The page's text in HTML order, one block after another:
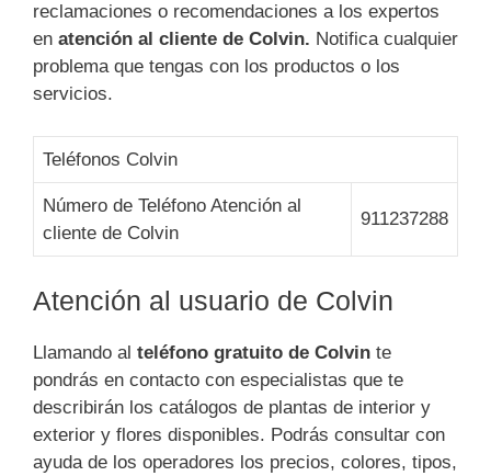
reclamaciones o recomendaciones a los expertos
en atención al cliente de Colvin. Notifica cualquier
problema que tengas con los productos o los
servicios.
Teléfonos Colvin
Número de Teléfono Atención al
cliente de Colvin
911237288
Atención al usuario de Colvin
Llamando al teléfono gratuito de Colvin te
pondrás en contacto con especialistas que te
describirán los catálogos de plantas de interior y
exterior y flores disponibles. Podrás consultar con
ayuda de los operadores los precios, colores, tipos,